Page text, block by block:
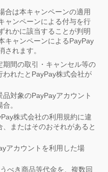
合は本キャンペーンの適用
ャンペーンによる付与を行
れかに該当することが判明
キャンペーンによるPayPay
されます。
間の取引・キャンセル等の
れたとPayPay株式会社が
対象のPayPayアカウント
。
株式会社の利用規約に違
またはそのおそれがあると
アカウントを利用した場
べき商品等代金を、複数回